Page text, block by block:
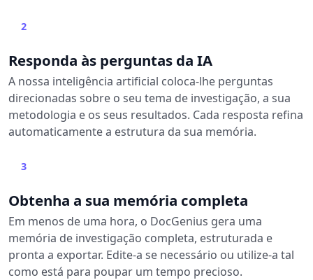
2
Responda às perguntas da IA
A nossa inteligência artificial coloca-lhe perguntas
direcionadas sobre o seu tema de investigação, a sua
metodologia e os seus resultados. Cada resposta refina
automaticamente a estrutura da sua memória.
3
Obtenha a sua memória completa
Em menos de uma hora, o DocGenius gera uma
memória de investigação completa, estruturada e
pronta a exportar. Edite-a se necessário ou utilize-a tal
como está para poupar um tempo precioso.